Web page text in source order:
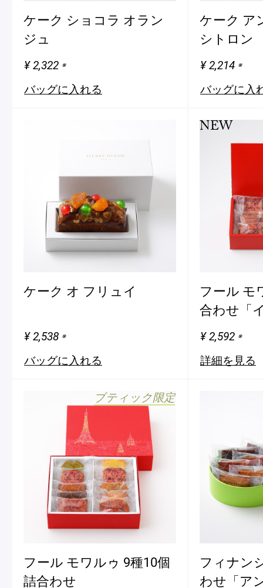
ケーク ショコラ オラン
ジュ
¥ 2,322 ※
バッグに入れる
ケーク ア
シトロン
¥ 2,214 ※
バッグに入
ケーク オ フリュイ
¥ 2,538 ※
バッグに入れる
NEW
フール モ
合わせ「
¥ 2,592 ※
詳細を見る
ブティック限定
フール モワルゥ 9種10個
詰合わせ
フィナン
わせ「ア